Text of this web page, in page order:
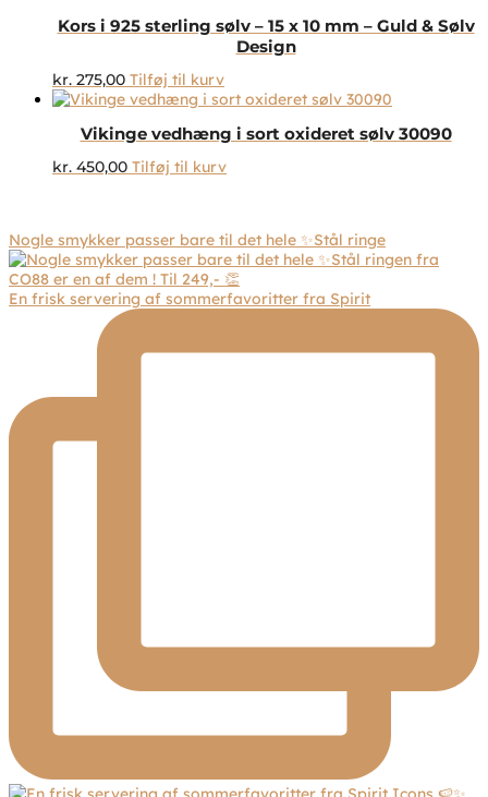
Kors i 925 sterling sølv – 15 x 10 mm – Guld & Sølv
Design
kr. 275,00 Tilføj til kurv
Vikinge vedhæng i sort oxideret sølv 30090
kr. 450,00 Tilføj til kurv
Nogle smykker passer bare til det hele ✨Stål ringe
En frisk servering af sommerfavoritter fra Spirit